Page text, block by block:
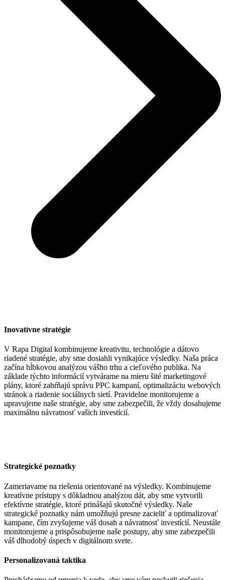
Inovatívne stratégie
V Rapa Digital kombinujeme kreativitu, technológie a dátovo
riadené stratégie, aby sme dosiahli vynikajúce výsledky. Naša práca
začína hĺbkovou analýzou vášho trhu a cieľového publika. Na
základe týchto informácií vytvárame na mieru šité marketingové
plány, ktoré zahŕňajú správu PPC kampaní, optimalizáciu webových
stránok a riadenie sociálnych sietí. Pravidelne monitorujeme a
upravujeme naše stratégie, aby sme zabezpečili, že vždy dosahujeme
maximálnu návratnosť vašich investícií.
Strategické poznatky
Zameriavame na riešenia orientované na výsledky. Kombinujeme
kreatívne prístupy s dôkladnou analýzou dát, aby sme vytvorili
efektívne stratégie, ktoré prinášajú skutočné výsledky. Naše
strategické poznatky nám umožňujú presne zacieliť a optimalizovať
kampane, čím zvyšujeme váš dosah a návratnosť investícií. Neustále
monitorujeme a prispôsobujeme naše postupy, aby sme zabezpečili
váš dlhodobý úspech v digitálnom svete.
Personalizovaná taktika